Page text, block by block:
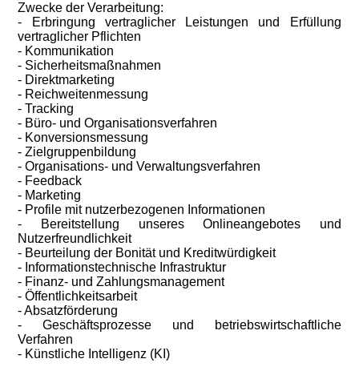
Zwecke der Verarbeitung:
- Erbringung vertraglicher Leistungen und Erfüllung
vertraglicher Pflichten
- Kommunikation
- Sicherheitsmaßnahmen
- Direktmarketing
- Reichweitenmessung
- Tracking
- Büro- und Organisationsverfahren
- Konversionsmessung
- Zielgruppenbildung
- Organisations- und Verwaltungsverfahren
- Feedback
- Marketing
- Profile mit nutzerbezogenen Informationen
- Bereitstellung unseres Onlineangebotes und
Nutzerfreundlichkeit
- Beurteilung der Bonität und Kreditwürdigkeit
- Informationstechnische Infrastruktur
- Finanz- und Zahlungsmanagement
- Öffentlichkeitsarbeit
- Absatzförderung
- Geschäftsprozesse und betriebswirtschaftliche
Verfahren
- Künstliche Intelligenz (KI)